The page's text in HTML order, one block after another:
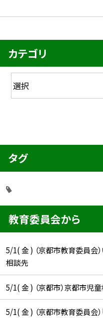
カテゴリ
タグ
教育委員会から
5/1( 金 ) （京都市教育委員会
相談先
5/1( 金 ) （京都市）京都市
5/1( 金 ) （京都市教育委員会